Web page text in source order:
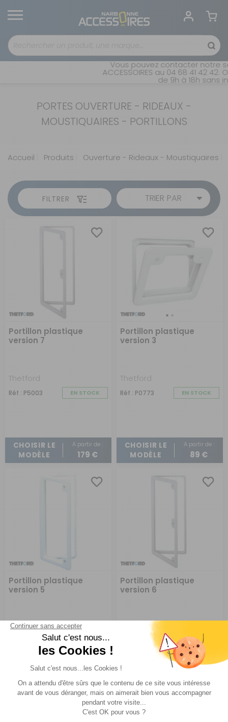
Vous pouvez contacter notre
ACCESSOIRES au 04 68 41 42
de 9h à 18h sans
PORTES OUVERTURE - RIDEAUX -
MOUSTIQUAIRES - PORTILLONS
Accueil Produits Ouverture - Rideaux - Moustiquaires
FILTRER TRIER PAR
Portillon plastique
version 7
Thetford
Réf : P5003 EN STOCK
CHOISIR LE
MODÈLE
A partir de :
179 €
Portillon plastique
version 3
Thetford
Réf : P0773 EN STOCK
CHOISIR LE
MODÈLE
A partir de :
89 €
Portillon plastique
version 5
Thetford
EN STOCK
CHOISIR LE
A partir de :
119 €
Portillon plastique
version 6
Thetford
EN STOCK
CHOISIR LE
MODÈLE
A partir de :